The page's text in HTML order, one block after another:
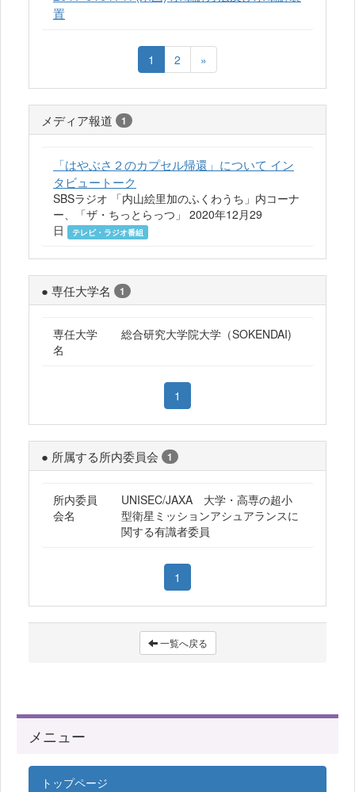
置
1 2 »
メディア報道 1
「はやぶさ２のカプセル帰還」について イン
タビュートーク
SBSラジオ 「内山絵里加のふくわうち」内コーナ
ー、「ザ・ちっとらっつ」 2020年12月29
日
テレビ・ラジオ番組
● 専任大学名 1
専任大学
名
総合研究大学院大学（SOKENDAI)
1
● 所属する所内委員会 1
所内委員
会名
UNISEC/JAXA 大学・高専の超小
型衛星ミッションアシュアランスに
関する有識者委員
1
一覧へ戻る
メニュー
トップページ